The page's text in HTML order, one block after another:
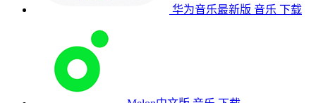
华为音乐最新版 音乐 下载